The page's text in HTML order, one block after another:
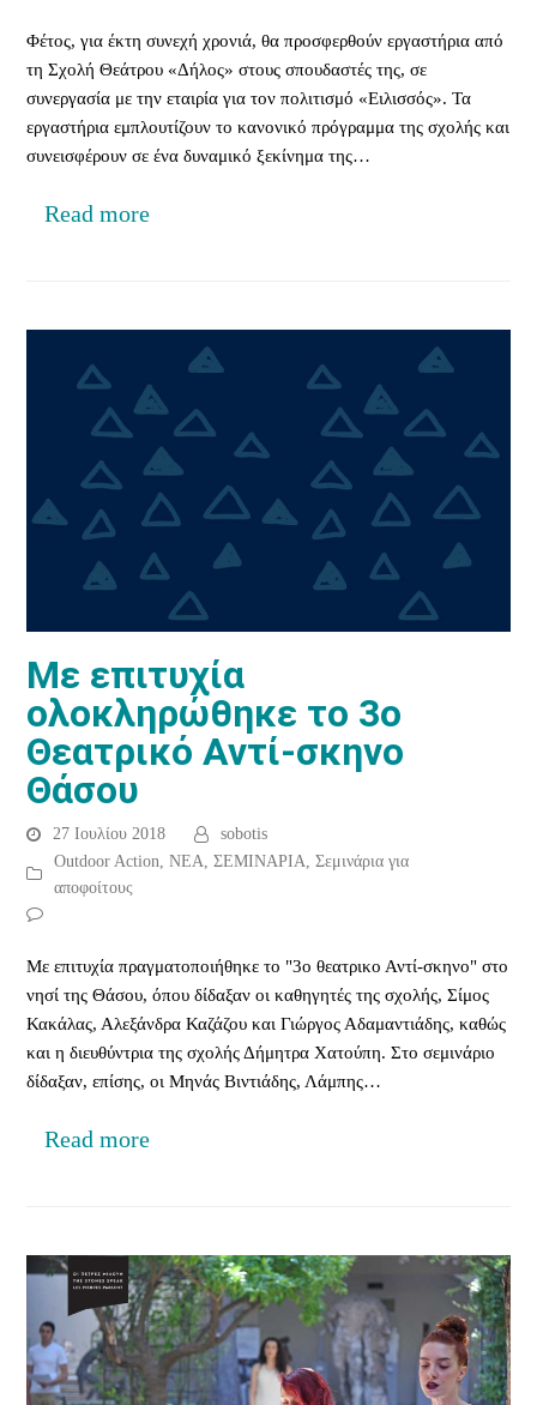
Φέτος, για έκτη συνεχή χρονιά, θα προσφερθούν εργαστήρια από
τη Σχολή Θεάτρου «Δήλος» στους σπουδαστές της, σε
συνεργασία με την εταιρία για τον πολιτισμό «Ειλισσός». Τα
εργαστήρια εμπλουτίζουν το κανονικό πρόγραμμα της σχολής και
συνεισφέρουν σε ένα δυναμικό ξεκίνημα της…
Read more
Με επιτυχία
ολοκληρώθηκε το 3ο
Θεατρικό Αντί-σκηνο
Θάσου
27 Ιουλίου 2018
sobotis
Outdoor Action ,ΝΕΑ ,ΣΕΜΙΝΑΡΙΑ ,Σεμινάρια για
αποφοίτους
Με επιτυχία πραγματοποιήθηκε το "3ο θεατρικο Αντί-σκηνο" στο
νησί της Θάσου, όπου δίδαξαν οι καθηγητές της σχολής, Σίμος
Κακάλας, Αλεξάνδρα Καζάζου και Γιώργος Αδαμαντιάδης, καθώς
και η διευθύντρια της σχολής Δήμητρα Χατούπη. Στο σεμινάριο
δίδαξαν, επίσης, οι Μηνάς Βιντιάδης, Λάμπης…
Read more